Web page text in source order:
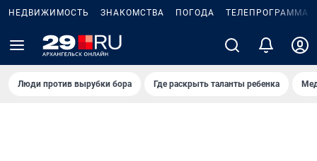
НЕДВИЖИМОСТЬ ЗНАКОМСТВА ПОГОДА ТЕЛЕПРОГРАММА
Люди против вырубки бора Где раскрыть таланты ребенка